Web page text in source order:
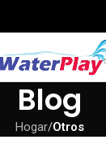
Blog
Hogar/Otros